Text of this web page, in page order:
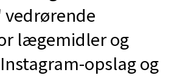
vedrørende
lægemidler og
opslag og